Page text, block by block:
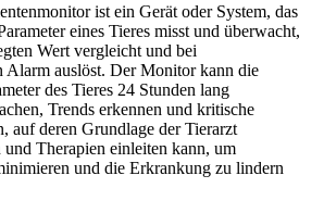
ist ein Gerät oder System, das
eines Tieres misst und überwacht,
Wert vergleicht und bei
Alarm auslöst. Der Monitor kann die
des Tieres 24 Stunden lang
Trends erkennen und kritische
auf deren Grundlage der Tierarzt
Therapien einleiten kann, um
und die Erkrankung zu lindern